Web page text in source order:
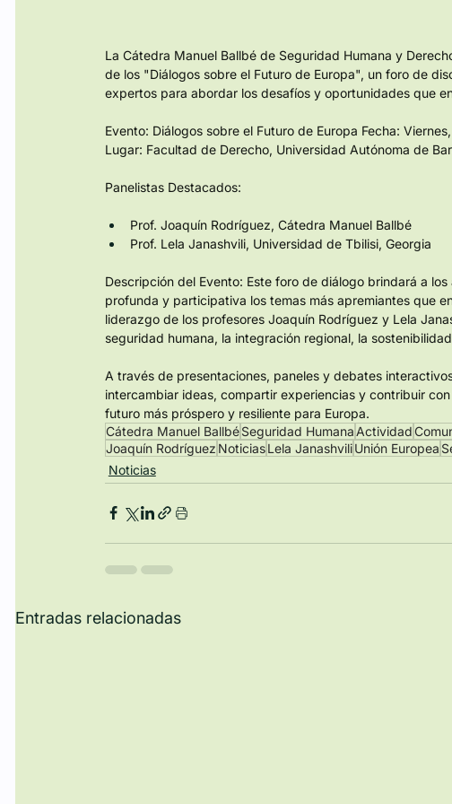
La Cátedra Manuel Ballbé de Seguridad Humana y
de los "Diálogos sobre el Futuro de Europa", un foro de
expertos para abordar los desafíos y oportunidades que
Evento: Diálogos sobre el Futuro de Europa Fecha:
Lugar: Facultad de Derecho, Universidad Autónoma de
Panelistas Destacados:
Prof. Joaquín Rodríguez, Cátedra Manuel Ballbé
Prof. Lela Janashvili, Universidad de Tbilisi, Georgia
Descripción del Evento: Este foro de diálogo brindará a
profunda y participativa los temas más apremiantes que
liderazgo de los profesores Joaquín Rodríguez y Lela
seguridad humana, la integración regional, la
A través de presentaciones, paneles y debates
intercambiar ideas, compartir experiencias y contribuir
futuro más próspero y resiliente para Europa.
Cátedra Manuel BallbéSeguridad Humana Actividad
Joaquín Rodríguez NoticiasLela JanashviliUnión Europea
Noticias
Entradas relacionadas